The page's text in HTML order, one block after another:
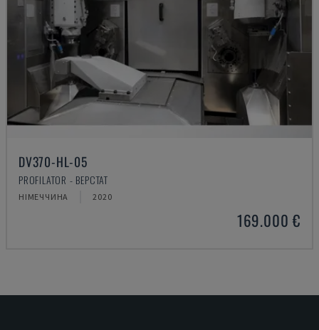
DV370-HL-05
PROFILATOR - ВЕРСТАТ
НІМЕЧЧИНА 2020
169.000 €